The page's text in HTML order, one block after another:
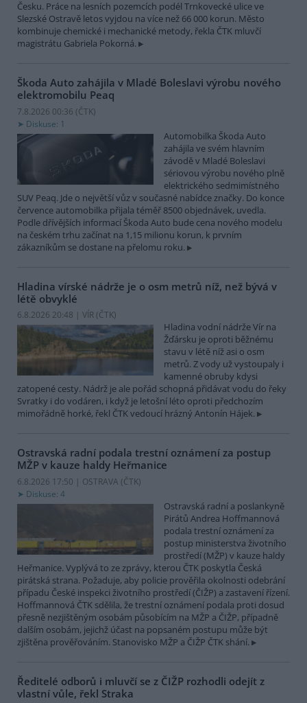
Česku. Práce na lesních pozemcích podél Trnkovecké ulice ve
Slezské Ostravě letos vyjdou na více než 66 000 korun. Město
kombinuje chemické i mechanické metody, řekla ČTK mluvčí
magistrátu Gabriela Pokorná.
Škoda Auto zahájila v Mladé Boleslavi výrobu nového
elektromobilu Peaq
7.8.2026 00:36 (ČTK)
Diskuse: 1
Automobilka Škoda Auto
zahájila ve svém hlavním
závodě v Mladé Boleslavi
sériovou výrobu nového plně
elektrického sedmimístného
SUV Peaq. Jde o největší vůz v současné nabídce značky. Do konce
července automobilka přijala téměř 8500 objednávek, uvedla.
Podle dřívějších informací Škoda Auto bude cena nového modelu
na českém trhu začínat na 1,15 milionu korun, k prvním
zákazníkům se dostane na přelomu roku.
Hladina vírské nádrže je o osm metrů níž, než bývá v
létě obvyklé
6.8.2026 20:48 | VÍR (ČTK)
Hladina vodní nádrže Vír na
Žďársku je oproti běžnému
stavu v létě níž asi o osm
metrů. Z vody už vystoupaly i
kamenné obruby kdysi
zatopené cesty. Nádrž je ale pořád schopná přidávat vodu do řeky
Svratky i do vodáren, i když je letošní léto oproti předchozím
mimořádně horké, řekl ČTK vedoucí hrázný Antonín Hájek.
Ostravská radní podala trestní oznámení za postup
MŽP v kauze haldy Heřmanice
6.8.2026 17:50 | OSTRAVA (ČTK)
Diskuse: 4
Ostravská radní a poslankyně
Pirátů Andrea Hoffmannová
podala trestní oznámení za
postup ministerstva životního
prostředí (MŽP) v kauze haldy
Heřmanice. Vyplývá to ze zprávy, kterou ČTK poskytla Česká
pirátská strana. Požaduje, aby policie prověřila okolnosti odebrání
případu České inspekci životního prostředí (ČIŽP) a zastavení řízení.
Hoffmannová ČTK sdělila, že trestní oznámení podala proti dosud
přesně nezjištěným osobám působícím na MŽP a ČIŽP, případně
dalším osobám, jejichž účast na popsaném postupu může být
zjištěna prověřováním. Stanovisko MŽP a ČIŽP ČTK shání.
Ředitelé odborů i mluvčí se z ČIŽP rozhodli odejít z
vlastní vůle, řekl Straka